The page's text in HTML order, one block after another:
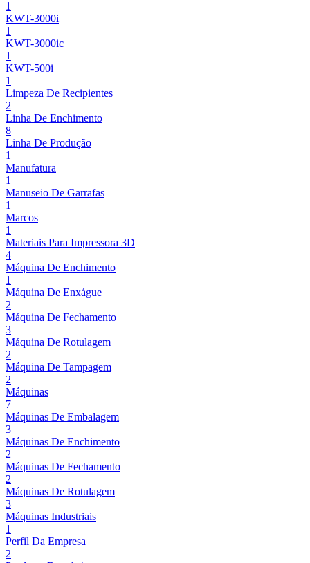
1
KWT-3000i
1
KWT-3000ic
1
KWT-500i
1
Limpeza De Recipientes
2
Linha De Enchimento
8
Linha De Produção
1
Manufatura
1
Manuseio De Garrafas
1
Marcos
1
Materiais Para Impressora 3D
4
Máquina De Enchimento
1
Máquina De Enxágue
2
Máquina De Fechamento
3
Máquina De Rotulagem
2
Máquina De Tampagem
2
Máquinas
7
Máquinas De Embalagem
3
Máquinas De Enchimento
2
Máquinas De Fechamento
2
Máquinas De Rotulagem
3
Máquinas Industriais
1
Perfil Da Empresa
2